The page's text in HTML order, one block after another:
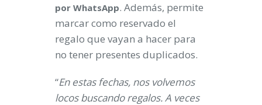
por WhatsApp. Además, permite
marcar como reservado el
regalo que vayan a hacer para
no tener presentes duplicados.
“En estas fechas, nos volvemos
locos buscando regalos. A veces